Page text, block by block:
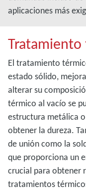
aplicaciones más
El tratamiento
estado sólido,
alterar su
térmico al vacío se
estructura metálica
obtener la dureza.
de unión como la
que proporciona un
crucial para obtener
tratamientos